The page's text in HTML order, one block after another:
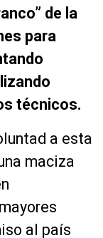
de la
para
técnicos.
a esta
maciza
al país